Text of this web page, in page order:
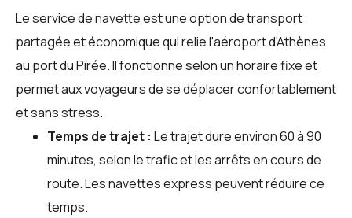
Le service de navette est une option de transport
partagée et économique qui relie l'aéroport d'Athènes
au port du Pirée. Il fonctionne selon un horaire fixe et
permet aux voyageurs de se déplacer confortablement
et sans stress.
Temps de trajet : Le trajet dure environ 60 à 90
minutes, selon le trafic et les arrêts en cours de
route. Les navettes express peuvent réduire ce
temps.